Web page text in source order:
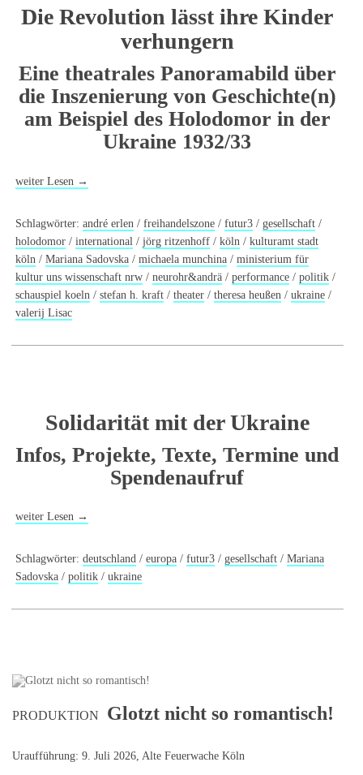
Die Revolution lässt ihre Kinder
verhungern
Eine theatrales Panoramabild über
die Inszenierung von Geschichte(n)
am Beispiel des Holodomor in der
Ukraine 1932/33
weiter Lesen →
Schlagwörter:andré erlen /freihandelszone /futur3 /gesellschaft /
holodomor /international /jörg ritzenhoff /köln /kulturamt stadt
köln /Mariana Sadovska /michaela munchina /ministerium für
kultur uns wissenschaft nrw /neurohr&andrä /performance /politik /
schauspiel koeln /stefan h. kraft /theater /theresa heußen /ukraine /
valerij Lisac
Solidarität mit der Ukraine
Infos, Projekte, Texte, Termine und
Spendenaufruf
weiter Lesen →
Schlagwörter:deutschland /europa /futur3 /gesellschaft /Mariana
Sadovska /politik /ukraine
PRODUKTION Glotzt nicht so romantisch!
Uraufführung: 9. Juli 2026, Alte Feuerwache Köln